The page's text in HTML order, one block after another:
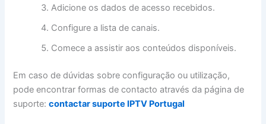
Adicione os dados de acesso recebidos.
Configure a lista de canais.
Comece a assistir aos conteúdos disponíveis.
Em caso de dúvidas sobre configuração ou utilização,
pode encontrar formas de contacto através da página de
suporte:contactar suporte IPTV Portugal